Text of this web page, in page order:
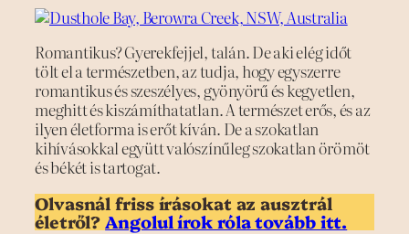
Romantikus? Gyerekfejjel, talán. De aki elég időt
tölt el a természetben, az tudja, hogy egyszerre
romantikus és szeszélyes, gyönyörű és kegyetlen,
meghitt és kiszámíthatatlan. A természet erős, és az
ilyen életforma is erőt kíván. De a szokatlan
kihívásokkal együtt valószínűleg szokatlan örömöt
és békét is tartogat.
Olvasnál friss írásokat az ausztrál
életről?Angolul írok róla tovább itt.